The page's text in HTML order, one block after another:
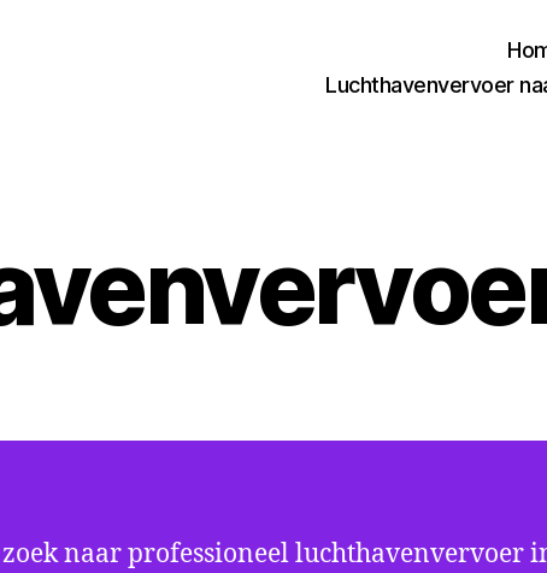
Luchthavenvervoer
zoek naar professioneel luchthavenvervoer